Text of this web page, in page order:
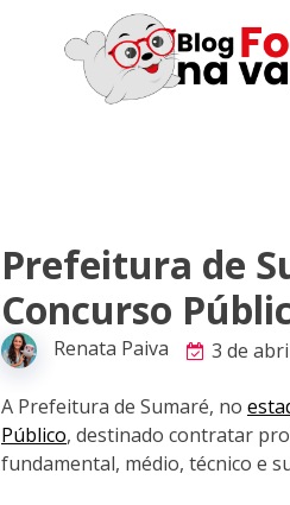
Prefeitura de
Concurso
Renata Paiva 3 de
A Prefeitura de Sumaré, no
Público, destinado contratar
fundamental, médio, técnico e